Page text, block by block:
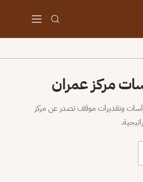
مركز عمران
وتقديرات موقف تصدر عن مركز